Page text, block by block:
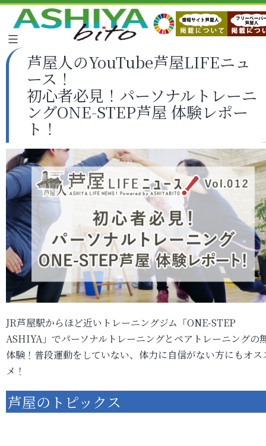
芦屋人のYouTube芦屋LIFEニュ
ース！
初心者必見！パーソナルトレーニ
ングONE-STEP芦屋 体験レポー
ト！
JR芦屋駅からほど近いトレーニングジム「ONE-STEP
ASHIYA」でパーソナルトレーニングとペアトレーニングの
体験！普段運動をしていない、体力に自信がない方にもオス
メ！
芦屋のトピックス